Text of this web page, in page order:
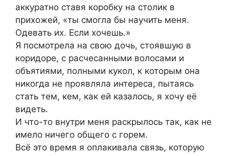
аккуратно ставя коробку на столик в
прихожей, «ты смогла бы научить меня.
Одевать их. Если хочешь.»
Я посмотрела на свою дочь, стоявшую в
коридоре, с расчесанными волосами и
объятиями, полными кукол, к которым она
никогда не проявляла интереса, пытаясь
стать тем, кем, как ей казалось, я хочу её
видеть.
И что-то внутри меня раскрылось так, как не
имело ничего общего с горем.
Всё это время я оплакивала связь, которую